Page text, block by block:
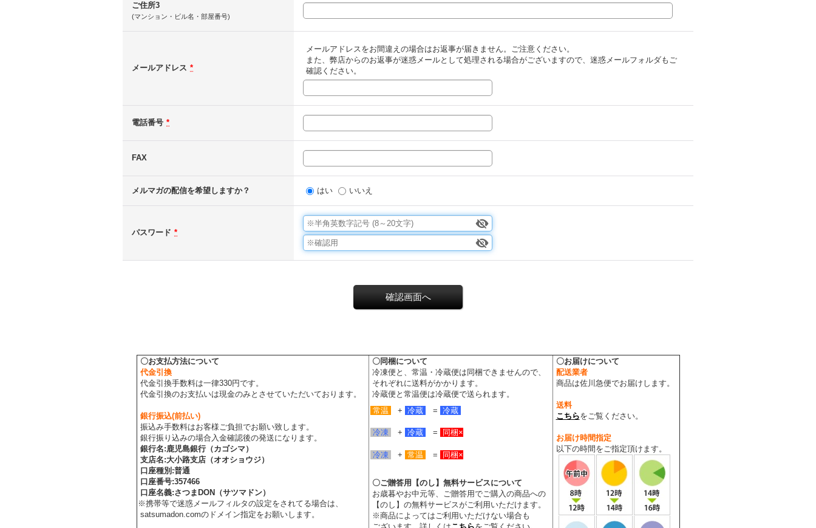
ご住所3
(マンション・ビル名・部屋番号)
メールアドレス *
メールアドレスをお間違えの場合はお返事が届きません。ご注意ください。
また、弊店からのお返事が迷惑メールとして処理される場合がございますので、迷惑メールフォルダもご
確認ください。
電話番号 *
FAX
メルマガの配信を希望しますか？ はい いいえ
パスワード *
〇お支払方法について
代金引換
代金引換手数料は一律330円です。
代金引換のお支払いは現金のみとさせていただいております。
銀行振込(前払い)
振込み手数料はお客様ご負担でお願い致します。
銀行振り込みの場合入金確認後の発送になります。
銀行名:鹿児島銀行（カゴシマ）
支店名:大小路支店（オオショウジ）
口座種別 :普通
口座番号:357466
口座名義:さつまDON（サツマドン）
※携帯等で迷惑メールフィルタの設定をされてる場合は、
satsumadon.comのドメイン指定をお願いします。
〇同梱について
冷凍便と、常温・冷蔵便は同梱できませんので、
それぞれに送料がかかります。
冷蔵便と常温便は冷蔵便で送られます。
常温
+ 冷蔵 = 冷蔵
冷凍 + 冷蔵 = 同梱×
冷凍 + 常温 = 同梱×
〇ご贈答用【のし】無料サービスについて
お歳暮やお中元等、ご贈答用でご購入の商品への
【のし】の無料サービスがご利用いただけます。
※商品によってはご利用いただけない場合も
〇お届けについて
配送業者
商品は佐川急便でお届けします。
送料
こちらをご覧ください。
お届け時間指定
以下の時間をご指定頂けます。